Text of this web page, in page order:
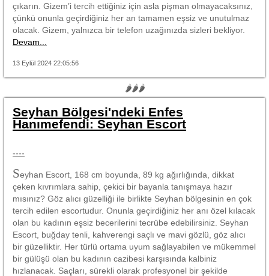
çıkarın. Gizem’i tercih ettiğiniz için asla pişman olmayacaksınız,
çünkü onunla geçirdiğiniz her an tamamen eşsiz ve unutulmaz
olacak. Gizem, yalnızca bir telefon uzağınızda sizleri bekliyor.
Devam...
13 Eylül 2024 22:05:56
🌶🌶🌶
Seyhan Bölgesi'ndeki Enfes
Hanımefendi: Seyhan Escort
----
Seyhan Escort, 168 cm boyunda, 89 kg ağırlığında, dikkat
çeken kıvrımlara sahip, çekici bir bayanla tanışmaya hazır
mısınız? Göz alıcı güzelliği ile birlikte Seyhan bölgesinin en çok
tercih edilen escortudur. Onunla geçirdiğiniz her anı özel kılacak
olan bu kadının eşsiz becerilerini tecrübe edebilirsiniz. Seyhan
Escort, buğday tenli, kahverengi saçlı ve mavi gözlü, göz alıcı
bir güzelliktir. Her türlü ortama uyum sağlayabilen ve mükemmel
bir gülüşü olan bu kadının cazibesi karşısında kalbiniz
hızlanacak. Saçları, sürekli olarak profesyonel bir şekilde